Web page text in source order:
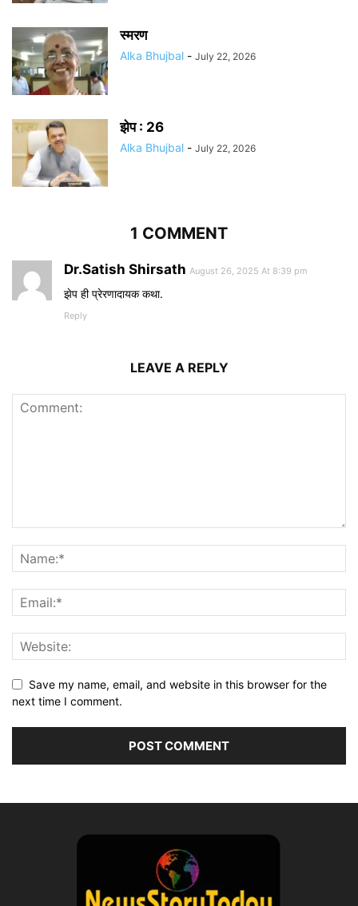
स्मरण
Alka Bhujbal - July 22, 2026
झेप : 26
Alka Bhujbal - July 22, 2026
1 COMMENT
Dr.Satish Shirsath August 26, 2025 At 8:39 pm
झेप ही प्रेरणादायक कथा.
Reply
LEAVE A REPLY
Save my name, email, and website in this browser for the
next time I comment.